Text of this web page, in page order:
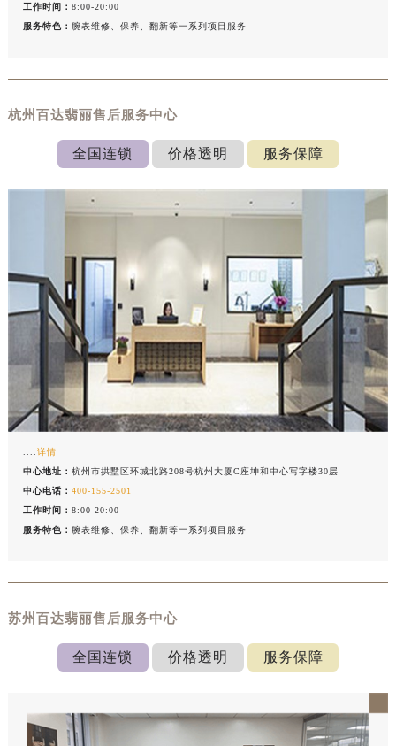
工作时间：8:00-20:00
服务特色： 腕表维修、保养、翻新等一系列项目服务
杭州百达翡丽售后服务中心
全国连锁 价格透明 服务保障
....详情
中心地址：杭州市拱墅区环城北路208号杭州大厦C座坤和中心写字楼30层
中心电话：400-155-2501
工作时间：8:00-20:00
服务特色： 腕表维修、保养、翻新等一系列项目服务
苏州百达翡丽售后服务中心
全国连锁 价格透明 服务保障